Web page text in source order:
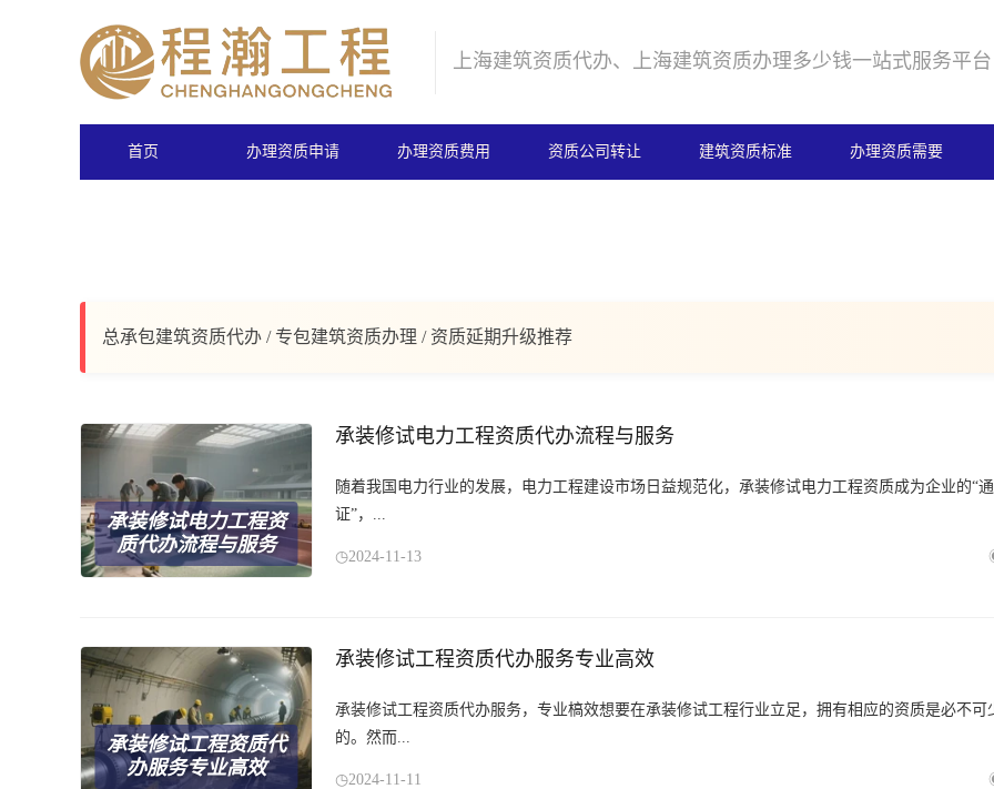
上海建筑资质代办、上海建筑资质办理多少钱一站式服务平台
首页 办理资质申请 办理资质费用 资质公司转让 建筑资质标准 办理资质需要
总承包建筑资质代办 / 专包建筑资质办理 / 资质延期升级推荐
承装修试电力工程资
质代办流程与服务
承装修试电力工程资质代办流程与服务
随着我国电力行业的发展，电力工程建设市场日益规范化，承装修试电力工程资质成为企业的“
证”，...
2024-11-13
承装修试工程资质代
办服务专业高效
承装修试工程资质代办服务专业高效
承装修试工程资质代办服务，专业槁效想要在承装修试工程行业立足，拥有相应的资质是必不可
的。然而...
2024-11-11